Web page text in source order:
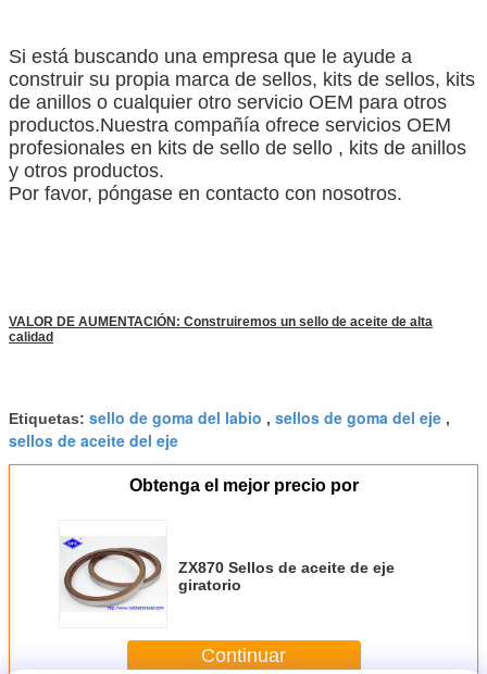
Si está buscando una empresa que le ayude a
construir su propia marca de sellos, kits de sellos, kits
de anillos o cualquier otro servicio OEM para otros
productos.Nuestra compañía ofrece servicios OEM
profesionales en kits de sello de sello , kits de anillos
y otros productos.
Por favor, póngase en contacto con nosotros.
VALOR DE AUMENTACIÓN: Construiremos un sello de aceite de alta
calidad
Etiquetas: sello de goma del labio , sellos de goma del eje ,
sellos de aceite del eje
Obtenga el mejor precio por
ZX870 Sellos de aceite de eje
giratorio
Continuar